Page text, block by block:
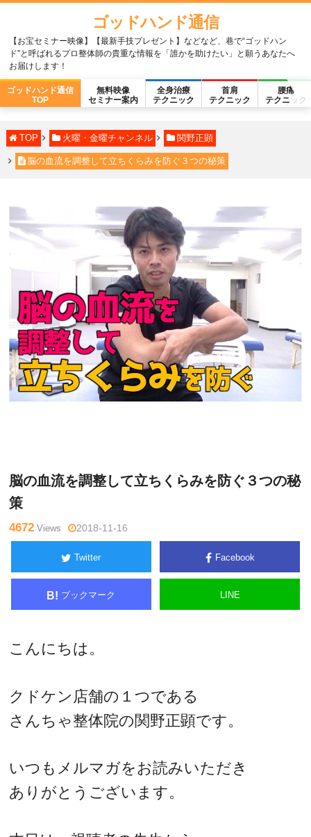
ゴッドハンド通信
【お宝セミナー映像】【最新手技プレゼント】などなど、巷で“ゴッドハン
ド”と呼ばれるプロ整体師の貴重な情報を「誰かを助けたい」と願うあなたへ
お届けします！
ゴッドハンド通信
TOP
無料映像
セミナー案内
全身治療
テクニック
首肩
テクニック
腰痛
テクニック
TOP 火曜・金曜チャンネル 関野正顕
脳の血流を調整して立ちくらみを防ぐ３つの秘策
脳の血流を調整して立ちくらみを防ぐ３つの秘
策
4672 Views 2018-11-16
Twitter Facebook
B! ブックマーク LINE
こんにちは。
クドケン店舗の１つである
さんちゃ整体院の関野正顕です。
いつもメルマガをお読みいただき
ありがとうございます。